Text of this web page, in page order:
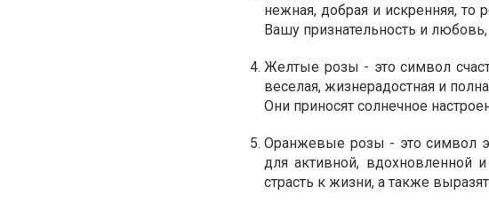
нежная, добрая и искренняя,
Вашу признательность и
Желтые розы - это символ
веселая, жизнерадостная и
Они приносят солнечное
Оранжевые розы - это символ
для активной, вдохновленной
страсть к жизни, а также